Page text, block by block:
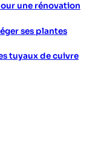
une rénovation
ses plantes
tuyaux de cuivre